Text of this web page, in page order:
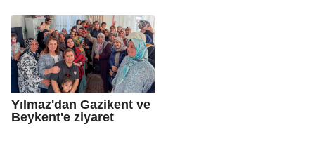
Yılmaz'dan Gazikent ve
Beykent'e ziyaret